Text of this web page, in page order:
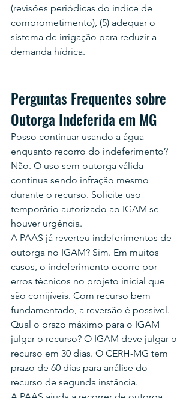
(revísões periódicas do índice de
comprometimento), (5) adequar o
sistema de irrigação para reduzir a
demanda hídrica.
Perguntas Frequentes sobre
Outorga Indeferida em MG
Posso continuar usando a água
enquanto recorro do indeferimento?
Não. O uso sem outorga válida
continua sendo infração mesmo
durante o recurso. Solicite uso
temporário autorizado ao IGAM se
houver urgência.
A PAAS já reverteu indeferimentos de
outorga no IGAM? Sim. Em muitos
casos, o indeferimento ocorre por
erros técnicos no projeto inicial que
são corrijíveis. Com recurso bem
fundamentado, a reversão é possível.
Qual o prazo máximo para o IGAM
julgar o recurso? O IGAM deve julgar o
recurso em 30 dias. O CERH-MG tem
prazo de 60 dias para análise do
recurso de segunda instância.